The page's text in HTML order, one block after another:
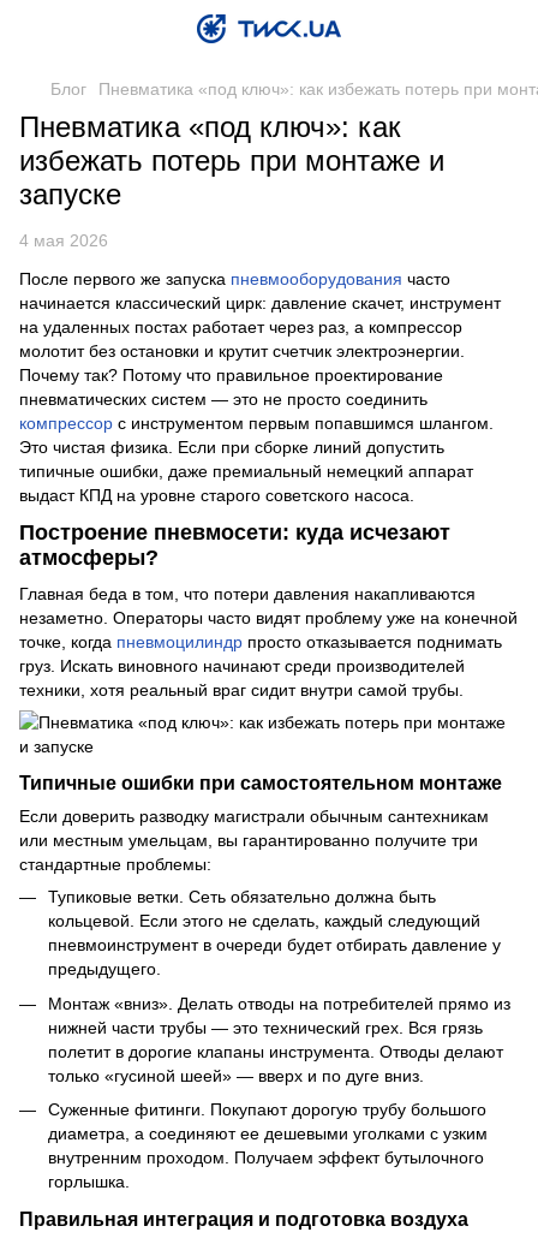
Блог Пневматика «под ключ»: как избежать потерь при
Пневматика «под ключ»: как
избежать потерь при монтаже и
запуске
4 мая 2026
После первого же запуска пневмооборудования часто
начинается классический цирк: давление скачет, инструмент
на удаленных постах работает через раз, а компрессор
молотит без остановки и крутит счетчик электроэнергии.
Почему так? Потому что правильное проектирование
пневматических систем — это не просто соединить
компрессор с инструментом первым попавшимся шлангом.
Это чистая физика. Если при сборке линий допустить
типичные ошибки, даже премиальный немецкий аппарат
выдаст КПД на уровне старого советского насоса.
Построение пневмосети: куда исчезают
атмосферы?
Главная беда в том, что потери давления накапливаются
незаметно. Операторы часто видят проблему уже на конечной
точке, когда пневмоцилиндр просто отказывается поднимать
груз. Искать виновного начинают среди производителей
техники, хотя реальный враг сидит внутри самой трубы.
Типичные ошибки при самостоятельном монтаже
Если доверить разводку магистрали обычным сантехникам
или местным умельцам, вы гарантированно получите три
стандартные проблемы:
Тупиковые ветки. Сеть обязательно должна быть
кольцевой. Если этого не сделать, каждый следующий
пневмоинструмент в очереди будет отбирать давление у
предыдущего.
Монтаж «вниз». Делать отводы на потребителей прямо из
нижней части трубы — это технический грех. Вся грязь
полетит в дорогие клапаны инструмента. Отводы делают
только «гусиной шеей» — вверх и по дуге вниз.
Суженные фитинги. Покупают дорогую трубу большого
диаметра, а соединяют ее дешевыми уголками с узким
внутренним проходом. Получаем эффект бутылочного
горлышка.
Правильная интеграция и подготовка воздуха